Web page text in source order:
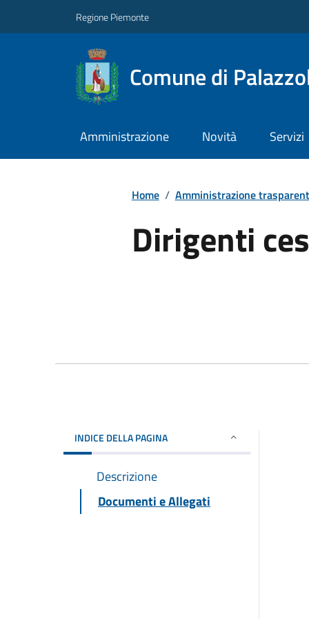
Regione Piemonte
Comune di
Amministrazione Novità Servizi
Home / Amministrazione
Dirigenti
INDICE DELLA PAGINA
Descrizione
Documenti e Allegati